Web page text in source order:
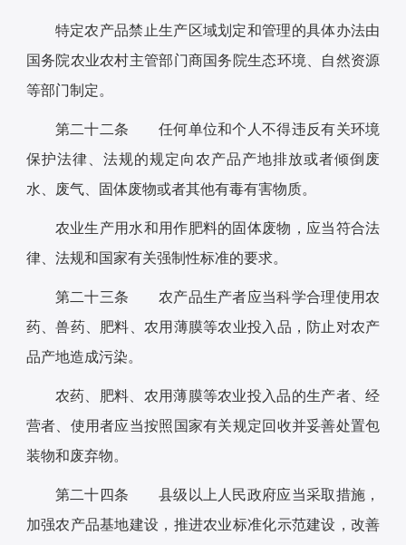
特定农产品禁止生产区域划定和管理的具体办法由
国务院农业农村主管部门商国务院生态环境、自然资源
等部门制定。
第二十二条 任何单位和个人不得违反有关环境
保护法律、法规的规定向农产品产地排放或者倾倒废
水、废气、固体废物或者其他有毒有害物质。
农业生产用水和用作肥料的固体废物，应当符合法
律、法规和国家有关强制性标准的要求。
第二十三条 农产品生产者应当科学合理使用农
药、兽药、肥料、农用薄膜等农业投入品，防止对农产
品产地造成污染。
农药、肥料、农用薄膜等农业投入品的生产者、经
营者、使用者应当按照国家有关规定回收并妥善处置包
装物和废弃物。
第二十四条 县级以上人民政府应当采取措施，
加强农产品基地建设，推进农业标准化示范建设，改善